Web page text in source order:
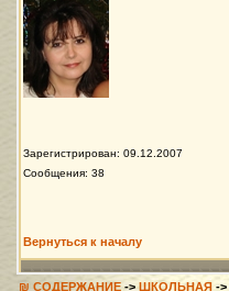
Зарегистрирован: 09.12.2007
Сообщения: 38
Вернуться к началу
₪ СОДЕРЖАНИЕ-> ШКОЛЬНАЯ ->